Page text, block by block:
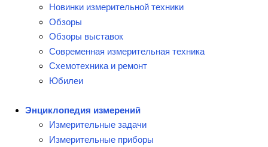
Новинки измерительной техники
Обзоры
Обзоры выставок
Современная измерительная техника
Схемотехника и ремонт
Юбилеи
Энциклопедия измерений
Измерительные задачи
Измерительные приборы